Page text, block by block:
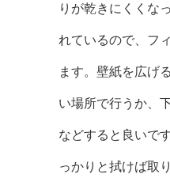
りが乾きにくくな
れているので、フ
ます。壁紙を広げ
い場所で行うか、
などすると良いで
っかりと拭けば取